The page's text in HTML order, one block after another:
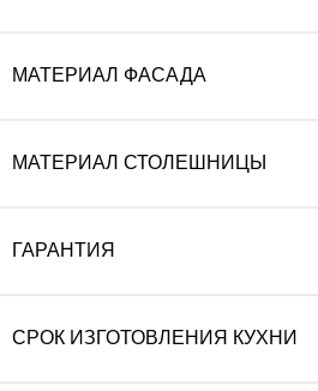
МАТЕРИАЛ ФАСАДА
МАТЕРИАЛ СТОЛЕШНИЦЫ
ГАРАНТИЯ
СРОК ИЗГОТОВЛЕНИЯ КУХНИ